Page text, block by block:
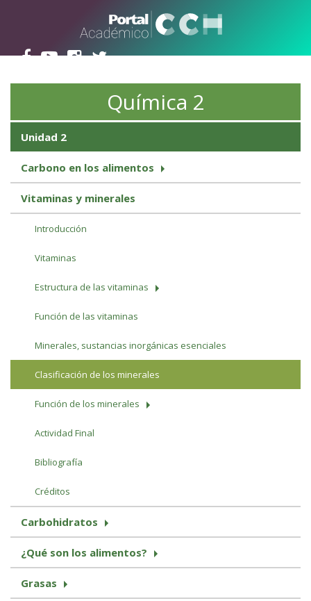
Química 2
Unidad 2
Carbono en los alimentos
Vitaminas y minerales
Introducción
Vitaminas
Estructura de las vitaminas
Función de las vitaminas
Minerales, sustancias inorgánicas esenciales
Clasificación de los minerales
Función de los minerales
Actividad Final
Bibliografía
Créditos
Carbohidratos
¿Qué son los alimentos?
Grasas